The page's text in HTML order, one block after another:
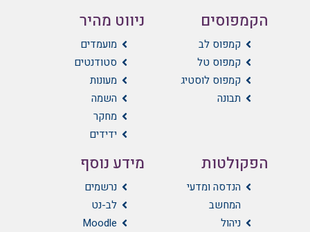
הקמפוסים
קמפוס לב
קמפוס טל
קמפוס לוסטיג
תבונה
הפקולטות
הנדסה ומדעי
המחשב
ניהול
ניווט מהיר
מועמדים
סטודנטים
מעונות
השמה
מחקר
ידידים
מידע נוסף
נרשמים
לב-נט
Moodle